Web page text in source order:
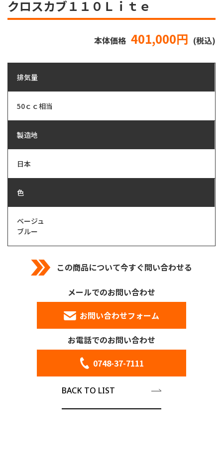
クロスカブ１１０Ｌｉｔｅ
本体価格 401,000円 (税込)
排気量
50ｃｃ相当
製造地
日本
色
ベージュ
ブルー
この商品について今すぐ問い合わせる
メールでのお問い合わせ
お問い合わせフォーム
お電話でのお問い合わせ
0748-37-7111
BACK TO LIST